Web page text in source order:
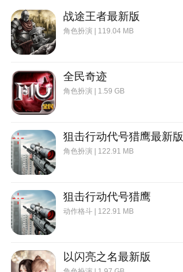
战途王者最新版
角色扮演 | 119.04 MB
全民奇迹
角色扮演 | 1.59 GB
狙击行动代号猎鹰最新版
角色扮演 | 122.91 MB
狙击行动代号猎鹰
动作格斗 | 122.91 MB
以闪亮之名最新版